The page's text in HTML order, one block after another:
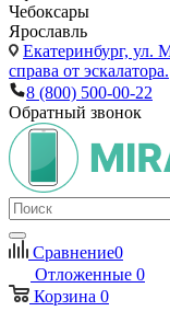
Чебоксары
Ярославль
Екатеринбург, ул.
справа от эскалатора.
8 (800) 500-00-22
Обратный звонок
Сравнение0
Отложенные 0
Корзина 0